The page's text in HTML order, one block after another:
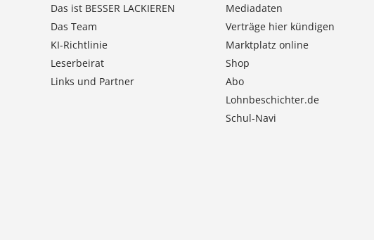
Das ist BESSER LACKIEREN
Das Team
KI-Richtlinie
Leserbeirat
Links und Partner
Mediadaten
Verträge hier kündigen
Marktplatz online
Shop
Abo
Lohnbeschichter.de
Schul-Navi